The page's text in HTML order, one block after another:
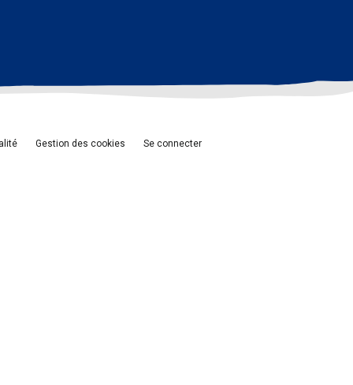
Gestion des cookies Se connecter